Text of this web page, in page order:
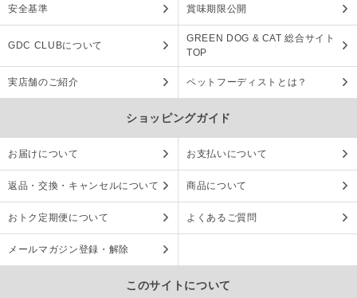
安全基準 賞味期限公開
GDC CLUBについて
GREEN DOG & CAT 総合サイト
TOP
実店舗のご紹介 ペットフーディストとは？
ショッピングガイド
お届けについて お支払いについて
返品・交換・キャンセルについて 商品について
おトク定期便について よくあるご質問
メールマガジン登録・解除
このサイトについて